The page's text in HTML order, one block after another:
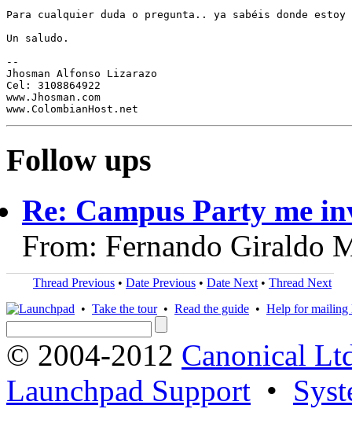
Para cualquier duda o pregunta.. ya sabéis donde
Un saludo.
--
Jhosman Alfonso Lizarazo
Cel: 3108864922
www.Jhosman.com
Follow ups
Re: Campus Party me
From: Fernando Giraldo
Thread Previous • Date Previous • Date Next • Thread Next
• Take the tour• Read the guide • Help for mailing
© 2004-2012 Canonical
Launchpad Support •